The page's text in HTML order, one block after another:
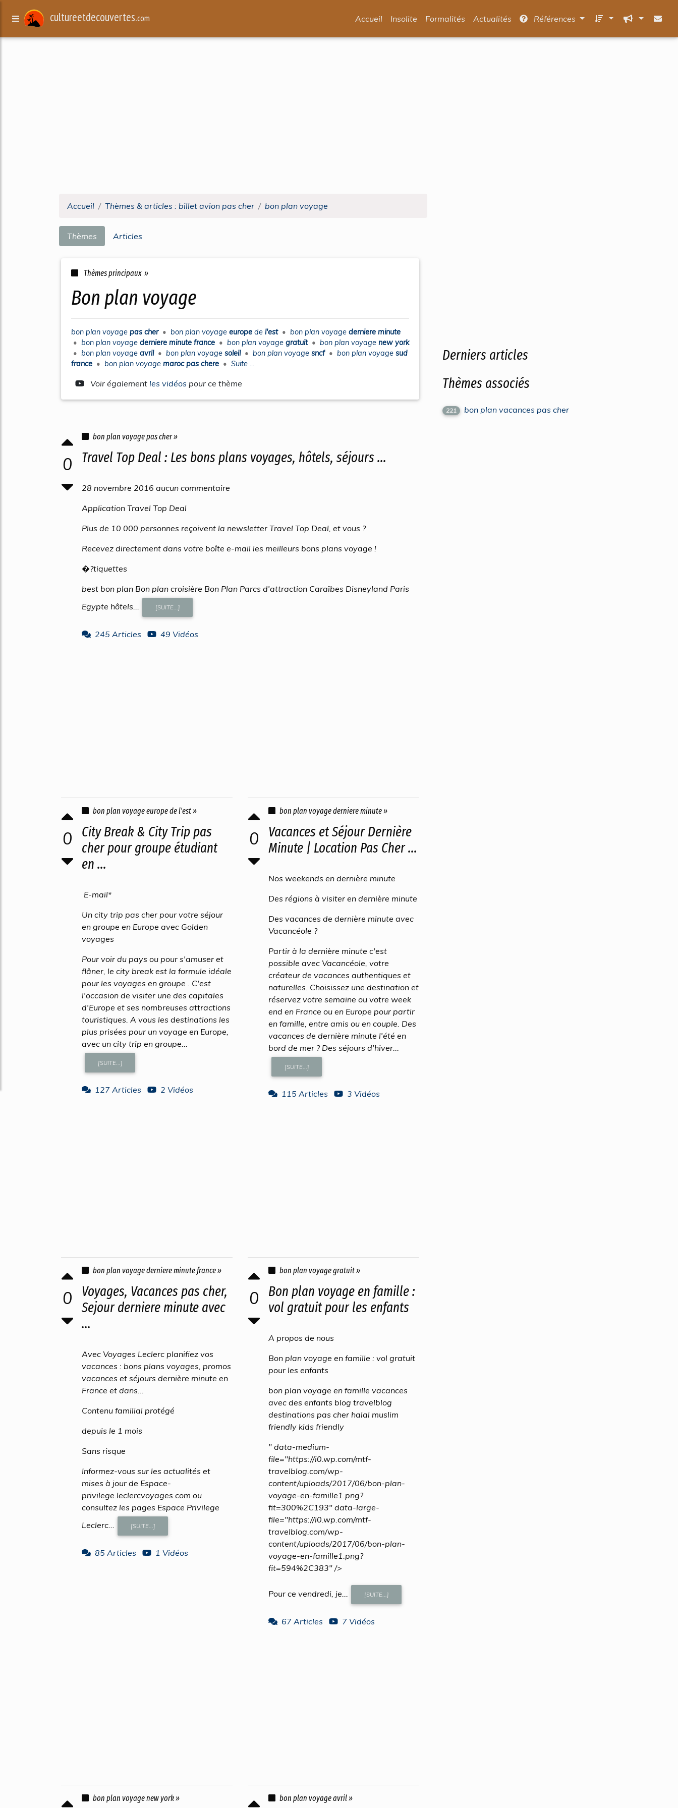
cultureetdecouvertes.com Accueil Insolite Formalités Actualités Références
Accueil Thèmes & articles : billet avion pas cher bon plan voyage
Thèmes Articles
Thèmes principaux »
bon plan voyage
bon plan voyage pas cher • bon plan voyage europe de l'est • bon plan voyage derniere minute
• bon plan voyage derniere minute france • bon plan voyage gratuit • bon plan voyage new york
• bon plan voyage avril • bon plan voyage soleil • bon plan voyage sncf • bon plan voyage sud
france • bon plan voyage maroc pas chere • Suite ...
Voir également les vidéos pour ce thème
0
bon plan voyage pas cher »
Travel Top Deal : Les bons plans voyages, hôtels, séjours ...
28 novembre 2016 aucun commentaire
Application Travel Top Deal
Plus de 10 000 personnes reçoivent la newsletter Travel Top Deal, et vous ?
Recevez directement dans votre boîte e-mail les meilleurs bons plans voyage !
�?tiquettes
best bon plan Bon plan croisière Bon Plan Parcs d'attraction Caraïbes Disneyland Paris
Egypte hôtels...
[SUITE...]
245 Articles 49 Vidéos
0
bon plan voyage europe de l'est »
City Break & City Trip pas
cher pour groupe étudiant
en ...
E-mail*
Un city trip pas cher pour votre séjour
en groupe en Europe avec Golden
voyages
Pour voir du pays ou pour s'amuser et
flâner, le city break est la formule idéale
pour les voyages en groupe . C'est
l'occasion de visiter une des capitales
d'Europe et ses nombreuses attractions
touristiques. A vous les destinations les
plus prisées pour un voyage en Europe,
avec un city trip en groupe...
[SUITE...]
127 Articles 2 Vidéos
0
bon plan voyage derniere minute »
Vacances et Séjour Dernière
Minute | Location Pas Cher ...
Nos weekends en dernière minute
Des régions à visiter en dernière minute
Des vacances de dernière minute avec
Vacancéole ?
Partir à la dernière minute c'est
possible avec Vacancéole, votre
créateur de vacances authentiques et
naturelles. Choisissez une destination et
réservez votre semaine ou votre week
end en France ou en Europe pour partir
en famille, entre amis ou en couple. Des
vacances de dernière minute l'été en
bord de mer ? Des séjours d'hiver...
[SUITE...]
115 Articles 3 Vidéos
0
bon plan voyage derniere minute france »
Voyages, Vacances pas cher,
Sejour derniere minute avec
...
Avec Voyages Leclerc planifiez vos
vacances : bons plans voyages, promos
vacances et séjours dernière minute en
France et dans...
Contenu familial protégé
depuis le 1 mois
Sans risque
Informez-vous sur les actualités et
mises à jour de Espace-
privilege.leclercvoyages.com ou
consultez les pages Espace Privilege
Leclerc...
[SUITE...]
85 Articles 1 Vidéos
0
bon plan voyage gratuit »
Bon plan voyage en famille :
vol gratuit pour les enfants
A propos de nous
Bon plan voyage en famille : vol gratuit
pour les enfants
bon plan voyage en famille vacances
avec des enfants blog travelblog
destinations pas cher halal muslim
friendly kids friendly
" data-medium-
file="https://i0.wp.com/mtf-
travelblog.com/wp-
content/uploads/2017/06/bon-plan-
voyage-en-famille1.png?
fit=300%2C193" data-large-
file="https://i0.wp.com/mtf-
travelblog.com/wp-
content/uploads/2017/06/bon-plan-
voyage-en-famille1.png?
fit=594%2C383" />
Pour ce vendredi, je... [SUITE...]
67 Articles 7 Vidéos
bon plan voyage new york » bon plan voyage avril »
Derniers articles
Thèmes associés
221 bon plan vacances pas cher